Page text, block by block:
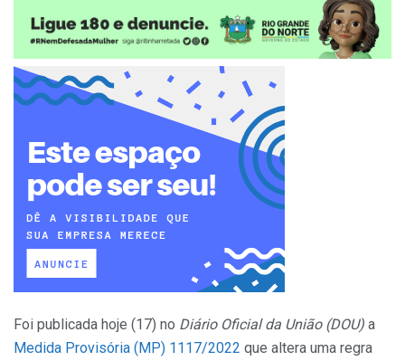
Foi publicada hoje (17) no Diário Oficial da União (DOU) a
Medida Provisória (MP) 1117/2022 que altera uma regra